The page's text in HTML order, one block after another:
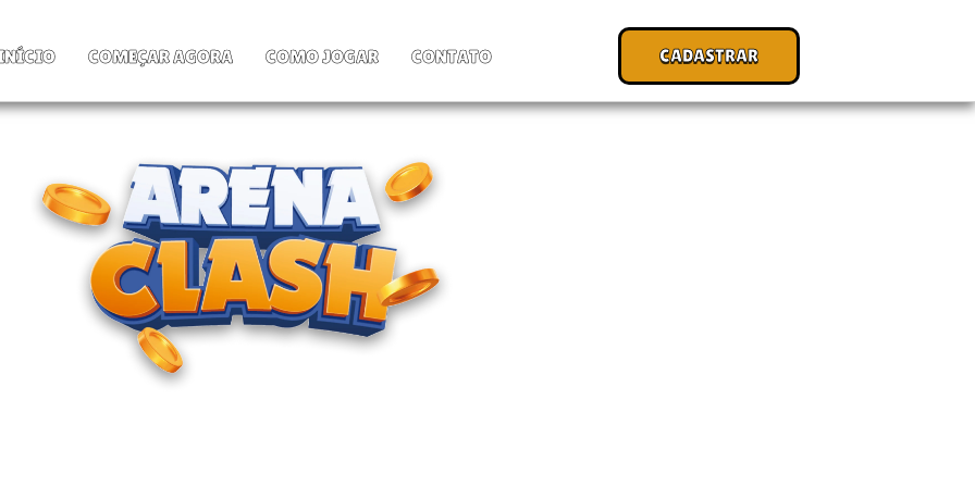
COMEÇAR AGORA COMO JOGAR CONTATO CADASTRAR